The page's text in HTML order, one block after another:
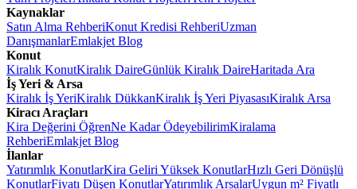
Kaynaklar
Satın Alma RehberiKonut Kredisi RehberiUzman
DanışmanlarEmlakjet Blog
Konut
Kiralık KonutKiralık DaireGünlük Kiralık DaireHaritada Ara
İş Yeri & Arsa
Kiralık İş YeriKiralık DükkanKiralık İş Yeri PiyasasıKiralık Arsa
Kiracı Araçları
Kira Değerini ÖğrenNe Kadar ÖdeyebilirimKiralama
RehberiEmlakjet Blog
İlanlar
Yatırımlık KonutlarKira Geliri Yüksek KonutlarHızlı Geri Dönüşlü
KonutlarFiyatı Düşen KonutlarYatırımlık ArsalarUygun m² Fiyatlı